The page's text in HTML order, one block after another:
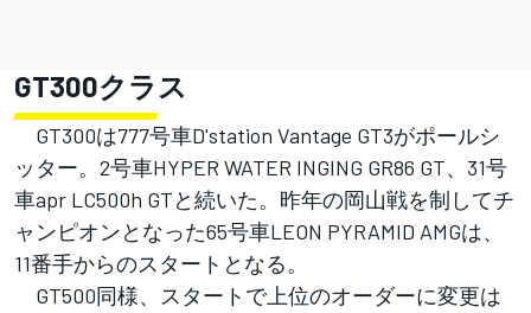
GT300クラス
GT300は777号車D'station Vantage GT3がポールシ
ッター。2号車HYPER WATER INGING GR86 GT、31号
車apr LC500h GTと続いた。昨年の岡山戦を制してチ
ャンピオンとなった65号車LEON PYRAMID AMGは、
11番手からのスタートとなる。
GT500同様、スタートで上位のオーダーに変更は